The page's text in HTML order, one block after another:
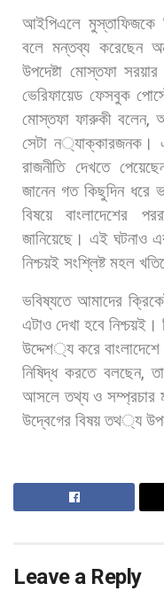
আইপিএলে মুস্তাফিজকে
বলে মন্তব্য করেছেন
উপদেষ্টা মোস্তফা সরয়ার
ভেরিফায়েড ফেসবুক
মোস্তফা ফারুকী বলেন,
সেটা ন্যাক্কারজনক।
রাজনীতি দেখতে
জানেন গত কিছুদিন ধরে
বিষয়ে
বাংলাদেশের
জানিয়েছে। এই ঘটনাও
নিশ্চয়ই সংশ্লিষ্ট মহল
ভবিষ্যতে আমাদের
এটাও দেখা হবে নিশ্চয়ই।
উদ্দেশ্য করে বাংলাদেশে
নিষিদ্ধ করতে বলছেন,
আসলে তথ্য ও সম্প্রচার
উদ্বেগের বিষয় তথ্য
Leave a Reply